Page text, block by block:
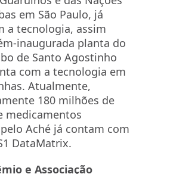
em São Paulo, já
a tecnologia, assim
inaugurada planta do
de Santo Agostinho
com a tecnologia em
Atualmente,
180 milhões de
medicamentos
Aché já contam com
DataMatrix.
e Associação